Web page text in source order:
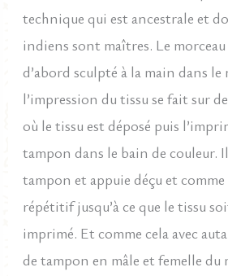
technique qui est ancestrale et
indiens sont maîtres. Le
d’abord sculpté à la main dans
l’impression du tissu se fait sur
où le tissu est déposé puis
tampon dans le bain de couleur.
tampon et appuie déçu et comme
répétitif jusqu’à ce que le tissu
imprimé. Et comme cela avec
de tampon en mâle et femelle du